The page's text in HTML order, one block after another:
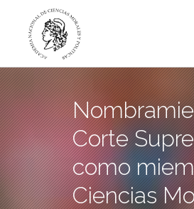
Corte
como
Ciencias